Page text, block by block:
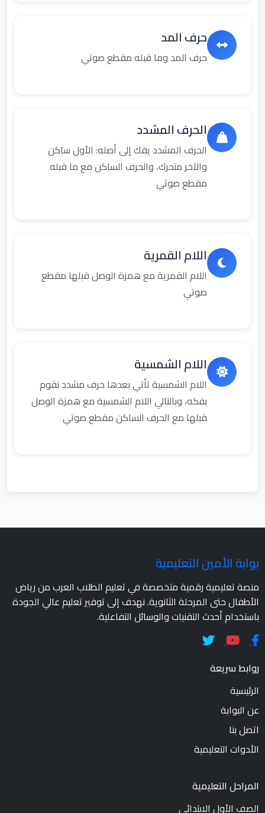
حرف المد
حرف المد وما قبله مقطع صوتي
الحرف المشدد
الحرف المشدد يفك إلى أصله: الأول ساكن
والآخر متحرك، والحرف الساكن مع ما قبله
مقطع صوتي
اللام القمرية
اللام القمرية مع همزة الوصل قبلها مقطع
صوتي
اللام الشمسية
اللام الشمسية تأتي بعدها حرف مشدد نقوم
بفكه، وبالتالي اللام الشمسية مع همزة الوصل
قبلها مع الحرف الساكن مقطع صوتي
بوابة الأمين التعليمية
منصة تعليمية رقمية متخصصة في تعليم الطلاب العرب من رياض
الأطفال حتى المرحلة الثانوية. نهدف إلى توفير تعليم عالي الجودة
باستخدام أحدث التقنيات والوسائل التفاعلية.
روابط سريعة
الرئيسية
عن البوابة
اتصل بنا
الأدوات التعليمية
المراحل التعليمية
الصف الأول الابتدائي